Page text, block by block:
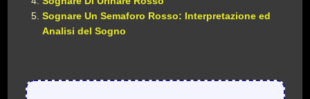
Sognare Un Semaforo Rosso: Interpretazione ed
Analisi del Sogno